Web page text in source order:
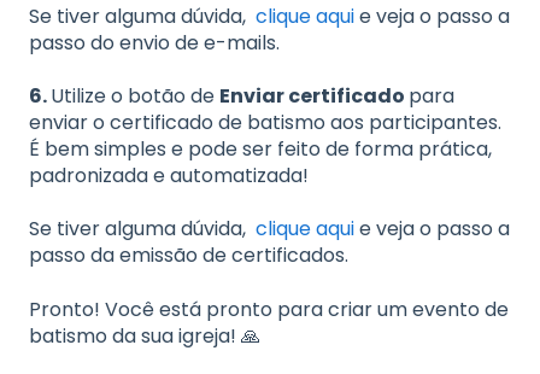
Se tiver alguma dúvida, clique aquie veja o passo a
passo do envio de e-mails.
6.Utilize o botão de Enviar certificado para
enviar o certificado de batismo aos participantes.
É bem simples e pode ser feito de forma prática,
padronizada e automatizada!
Se tiver alguma dúvida, clique aquie veja o passo a
passo da emissão de certificados.
Pronto! Você está pronto para criar um evento de
batismo da sua igreja! 🙏